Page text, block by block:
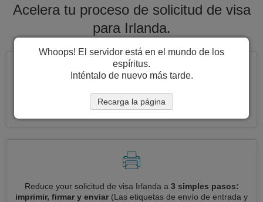
Acelera tu proceso de solicitud de visa
para Irlanda.
Solicite varias visas a la vezautomáticamente, sin necesidad
de ingresar información repetitiva
Reduce your solicitud de visa Irlanda a 3 simples pasos:
imprimir, firmar y enviar (Las etiquetas de envío de entrada y
Whoops! El servidor está en el mundo de los
espíritus.
Inténtalo de nuevo más tarde.
Recarga la página